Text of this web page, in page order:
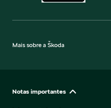
Mais sobre a Škoda
Notas importantes